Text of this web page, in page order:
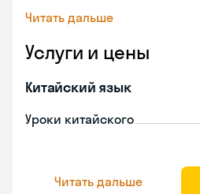
Читать дальше
Услуги и цены
Китайский язык
Уроки китайского
Читать дальше